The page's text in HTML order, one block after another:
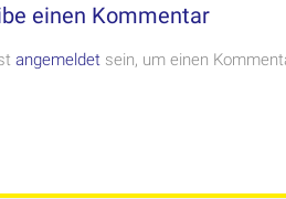
einen Kommentar
angemeldet sein, um einen